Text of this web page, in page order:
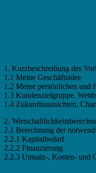
1. Kurzbeschreibung des
1.1 Meine Geschäftsidee
1.2 Meine persönlichen und
1.3 Kundenzielgruppe,
1.4 Zukunftsaussichten,
2.
2.1 Berechnung der
2.2.1 Kapitalbedarf
2.2.2 Finanzierung
2.2.3 Umsatz-, Kosten- und